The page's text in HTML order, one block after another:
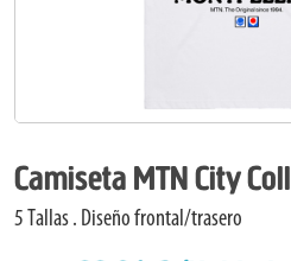
Camiseta MTN City
5 Tallas . Diseño frontal/trasero